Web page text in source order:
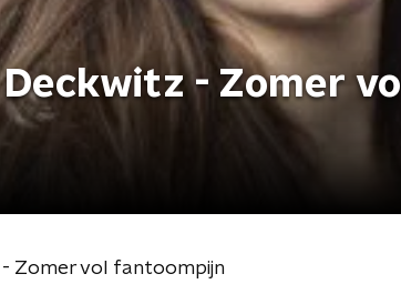
- Zomer vol
Zomer vol fantoompijn